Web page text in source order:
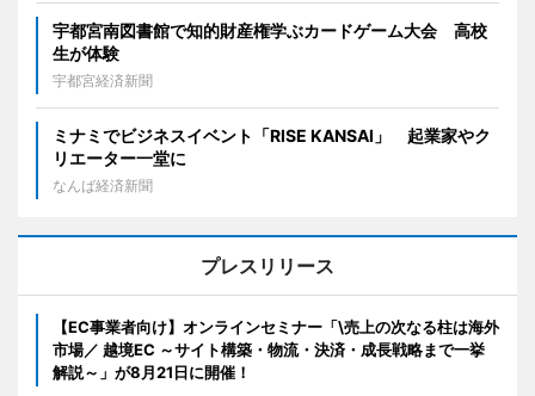
宇都宮南図書館で知的財産権学ぶカードゲーム大会 高校
生が体験
宇都宮経済新聞
ミナミでビジネスイベント「RISE KANSAI」 起業家やク
リエーター一堂に
なんば経済新聞
プレスリリース
【EC事業者向け】オンラインセミナー「\売上の次なる柱は海外
市場／ 越境EC ～サイト構築・物流・決済・成長戦略まで一挙
解説～」が8月21日に開催！